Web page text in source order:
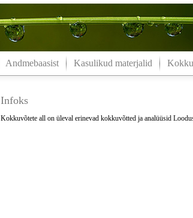
Andmebaasist Kasulikud materjalid
Infoks
Kokkuvõtete all on üleval erinevad kokkuvõtted ja analüüsid